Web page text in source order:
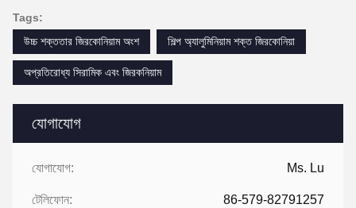
যোগাযোগ
যোগাযোগ: Ms. Lu
টেলিফোন: 86-579-82791257
Tags:
উচ্চ শক্ততার জিরকোনিয়াম অংশ
শিল্প অ্যালুমিনিয়াম শক্ত জিরকোনিয়া
অপ্রতিরোধ্য সিরামিক এবং জিরকনিয়াম